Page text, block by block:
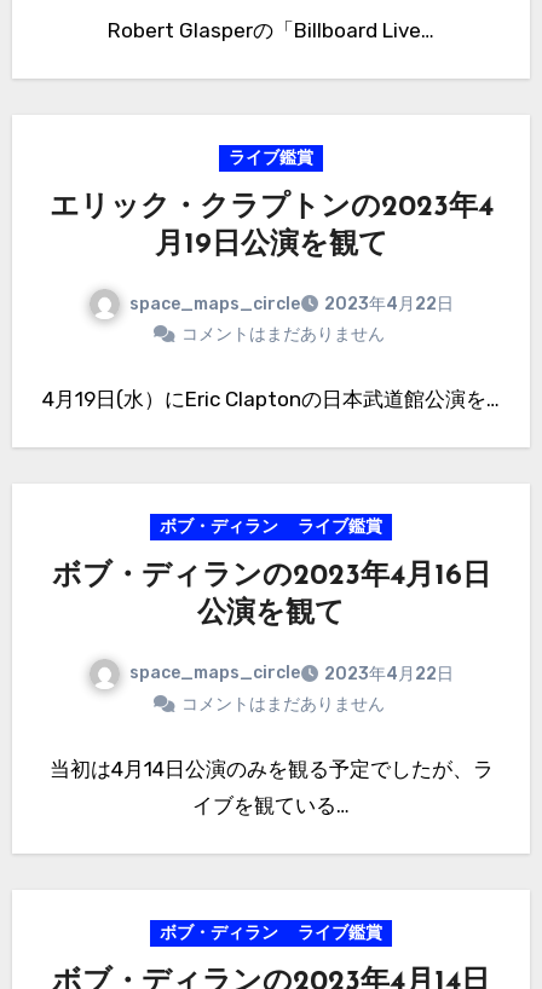
Robert Glasperの「Billboard Live…
ライブ鑑賞
エリック・クラプトンの2023年4
月19日公演を観て
space_maps_circle
2023年4月22日
コメントはまだありません
4月19日(水）にEric Claptonの日本武道館公演を…
ボブ・ディラン ライブ鑑賞
ボブ・ディランの2023年4月16日
公演を観て
space_maps_circle
2023年4月22日
コメントはまだありません
当初は4月14日公演のみを観る予定でしたが、ラ
イブを観ている…
ボブ・ディラン ライブ鑑賞